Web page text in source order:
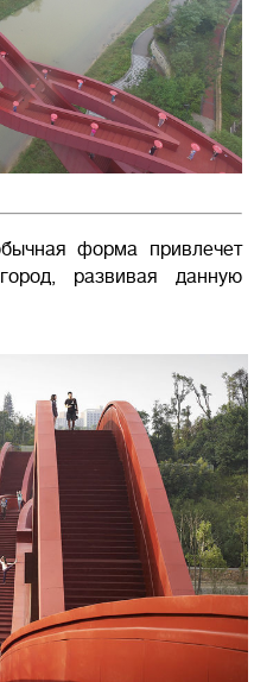
форма привлечет
развивая данную